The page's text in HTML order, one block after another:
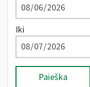
Iki
Paieška